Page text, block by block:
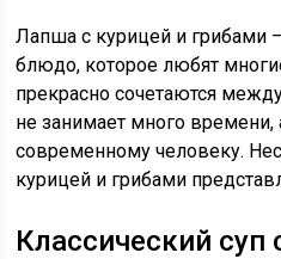
Лапша с курицей и грибами
блюдо, которое любят
прекрасно сочетаются
не занимает много
современному человеку.
курицей и грибами
Классический суп